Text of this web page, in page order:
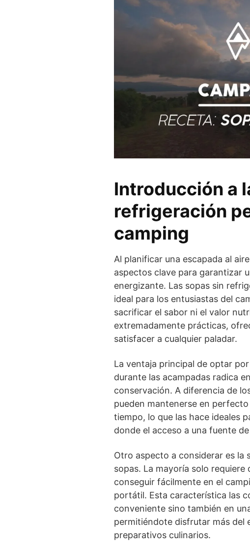
Introducción a
refrigeración
camping
Al planificar una escapada al
aspectos clave para garantizar
energizante. Las sopas sin
ideal para los entusiastas del
sacrificar el sabor ni el valor
extremadamente prácticas,
satisfacer a cualquier paladar.
La ventaja principal de optar por
durante las acampadas radica
conservación. A diferencia de
pueden mantenerse en
tiempo, lo que las hace ideales
donde el acceso a una fuente
Otro aspecto a considerar es la
sopas. La mayoría solo
conseguir fácilmente en el
portátil. Esta característica las
conveniente sino también en
permitiéndote disfrutar más del
preparativos culinarios.